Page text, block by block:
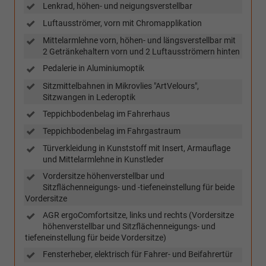
Lenkrad, höhen- und neigungsverstellbar
Luftausströmer, vorn mit Chromapplikation
Mittelarmlehne vorn, höhen- und längsverstellbar mit
2 Getränkehaltern vorn und 2 Luftausströmern hinten
Pedalerie in Aluminiumoptik
Sitzmittelbahnen in Mikrovlies "ArtVelours",
Sitzwangen in Lederoptik
Teppichbodenbelag im Fahrerhaus
Teppichbodenbelag im Fahrgastraum
Türverkleidung in Kunststoff mit Insert, Armauflage
und Mittelarmlehne in Kunstleder
Vordersitze höhenverstellbar und
Sitzflächenneigungs- und -tiefeneinstellung für beide
Vordersitze
AGR ergoComfortsitze, links und rechts (Vordersitze
höhenverstellbar und Sitzflächenneigungs- und
tiefeneinstellung für beide Vordersitze)
Fensterheber, elektrisch für Fahrer- und Beifahrertür